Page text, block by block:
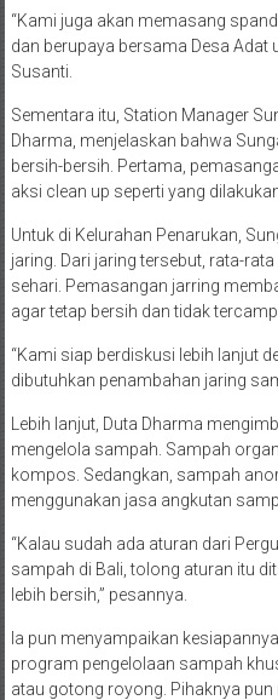
“Kami juga akan memasang
dan berupaya bersama Desa Adat
Susanti.
Sementara itu, Station Manager
Dharma, menjelaskan bahwa
bersih-bersih. Pertama,
aksi clean up seperti yang
Untuk di Kelurahan Penarukan,
jaring. Dari jaring tersebut, rata-
sehari. Pemasangan jarring
agar tetap bersih dan tidak
“Kami siap berdiskusi lebih lanjut
dibutuhkan penambahan jaring
Lebih lanjut, Duta Dharma
mengelola sampah. Sampah
kompos. Sedangkan, sampah
menggunakan jasa angkutan
“Kalau sudah ada aturan dari
sampah di Bali, tolong aturan itu
lebih bersih,” pesannya.
Ia pun menyampaikan
program pengelolaan sampah
atau gotong royong. Pihaknya